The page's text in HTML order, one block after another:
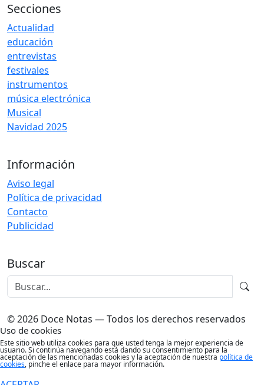
Secciones
Actualidad
educación
entrevistas
festivales
instrumentos
música electrónica
Musical
Navidad 2025
Información
Aviso legal
Política de privacidad
Contacto
Publicidad
Buscar
© 2026 Doce Notas — Todos los derechos reservados
Uso de cookies
Este sitio web utiliza cookies para que usted tenga la mejor experiencia de
usuario. Si continúa navegando está dando su consentimiento para la
aceptación de las mencionadas cookies y la aceptación de nuestra política de
cookies, pinche el enlace para mayor información.